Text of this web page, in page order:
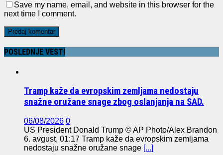
Save my name, email, and website in this browser for the
next time I comment.
POSLEDNJE VESTI
Tramp kaže da evropskim zemljama nedostaju
snažne oružane snage zbog oslanjanja na SAD.
06/08/2026 0
US President Donald Trump © AP Photo/Alex Brandon
6. avgust, 01:17 Tramp kaže da evropskim zemljama
nedostaju snažne oružane snage [...]